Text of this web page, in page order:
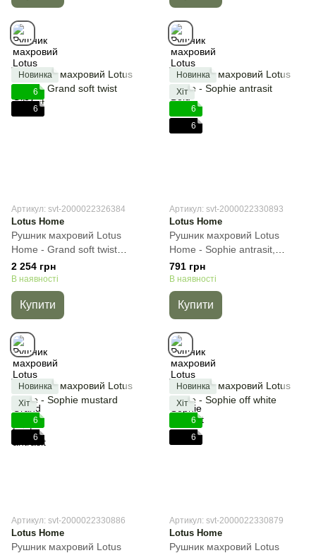
Новинка
6
6
Артикул: svt-2000022326384
Lotus Home
Рушник махровий Lotus
Home - Grand soft twist
antrasit, Темно-сірий, 90х150
см, Сауна
2 254 грн
В наявності
Купити
Новинка
Хіт
6
6
Артикул: svt-2000022330893
Lotus Home
Рушник махровий Lotus
Home - Sophie antrasit,
Темно-сірий, 50х90 см, Для
обличчя
791 грн
В наявності
Купити
Новинка
Хіт
6
6
Артикул: svt-2000022330886
Lotus Home
Рушник махровий Lotus
Новинка
Хіт
6
6
Артикул: svt-2000022330879
Lotus Home
Рушник махровий Lotus